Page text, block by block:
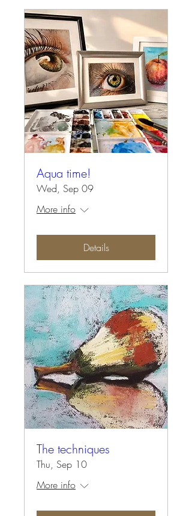
Aqua time!
Wed, Sep 09
More info
Details
The techniques
Thu, Sep 10
More info